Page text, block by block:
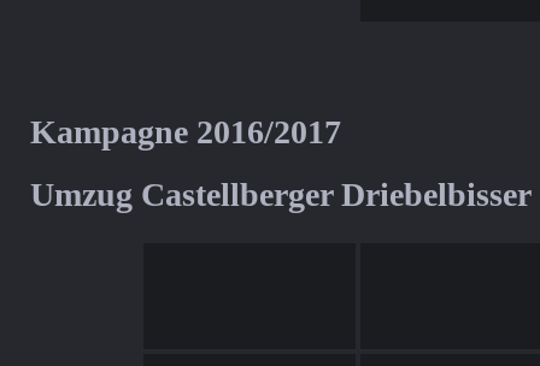
Kampagne 2016/2017
Umzug Castellberger